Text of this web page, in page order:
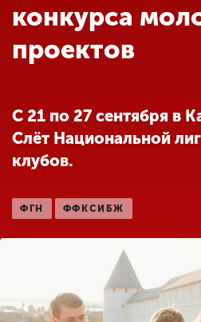
Наука
Другие виды
деятельности
Студенческая жизнь
Сведения об
образовательной
организации
конкурса
проектов
С 21 по 27 сентября в
Слёт Национальной
клубов.
ФГН ФФКСИБЖ